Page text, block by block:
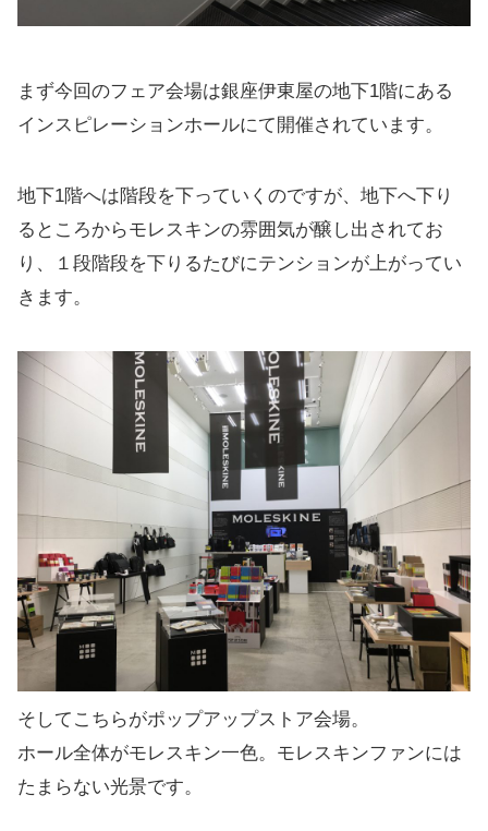
まず今回のフェア会場は銀座伊東屋の地下1階にある
インスピレーションホールにて開催されています。
地下1階へは階段を下っていくのですが、地下へ下り
るところからモレスキンの雰囲気が醸し出されてお
り、１段階段を下りるたびにテンションが上がってい
きます。
そしてこちらがポップアップストア会場。
ホール全体がモレスキン一色。モレスキンファンには
たまらない光景です。